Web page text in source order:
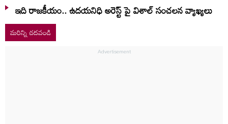
ఇది రాజకీయం.. ఉదయనిధి అరెస్ట్ పై విశాల్ సంచలన వ్యాఖ్యలు
మరిన్ని చదవండి